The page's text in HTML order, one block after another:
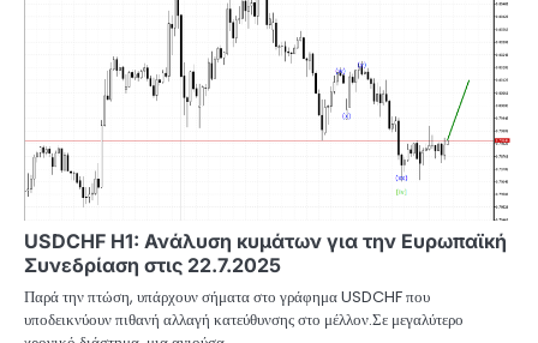
USDCHF H1: Ανάλυση κυμάτων για την Ευρωπαϊκή
Συνεδρίαση στις 22.7.2025
Παρά την πτώση, υπάρχουν σήματα στο γράφημα USDCHF που
υποδεικνύουν πιθανή αλλαγή κατεύθυνσης στο μέλλον.Σε μεγαλύτερο